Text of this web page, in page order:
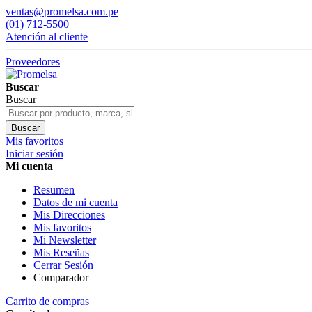
ventas@promelsa.com.pe
(01) 712-5500
Atención al cliente
Proveedores
Buscar
Buscar
Buscar
Mis favoritos
Iniciar sesión
Mi cuenta
Resumen
Datos de mi cuenta
Mis Direcciones
Mis favoritos
Mi Newsletter
Mis Reseñas
Cerrar Sesión
Comparador
Carrito de compras